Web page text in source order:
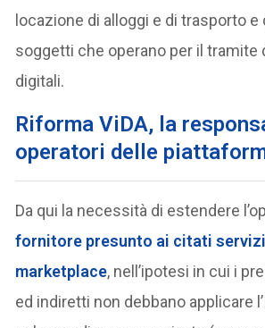
locazione di alloggi e di trasporto e
soggetti che operano per il tramite
digitali.
Riforma ViDA, la
operatori delle
Da qui la necessità di estendere
fornitore presunto ai citati
marketplace, nell’ipotesi in cui i
ed indiretti non debbano applicare